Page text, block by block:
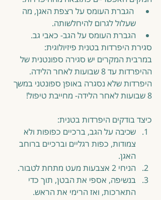
הגברת העומס על רצפת האגן, מה
שעלול לגרום להיחלשותה.
הגברת העומס על הגב- כאבי גב.
סגירת היפרדות בטנית פיזיולוגית:
במרבית המקרים יש סגירה ספונטנית של
ההיפרדות עד 8 שבועות לאחר הלידה.
היפרדות שלא נסגרה באופן ספונטני במשך
8 שבועות לאחר הלידה- מחייבת טיפול!
כיצד בודקים היפרדות בטנית:
שכיבה על הגב, ברכיים כפופות ולא
צמודות, כפות רגליים וברכיים ברוחב
האגן.
הניחי 2 אצבעות מעט מתחת לטבור.
בנשיפה, אספי את הבטן, תוך כדי
התארכות, ואז הרימי את הראש.